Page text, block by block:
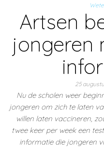
Artsen
jongeren
25
Nu de scholen weer
jongeren om zich te laten
willen laten vaccineren,
twee keer per week een
informatie die jongeren